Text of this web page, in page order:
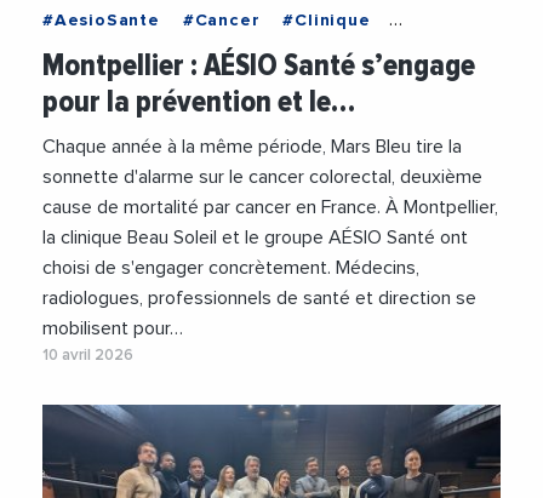
#AesioSante
#Cancer
#Clinique
#JeanMarcGaffard
#Medecine
#Medecins
#Prevention
#PreventionSante
#Sante
#Videos
Montpellier : AÉSIO Santé s’engage
pour la prévention et le…
Chaque année à la même période, Mars Bleu tire la
sonnette d'alarme sur le cancer colorectal, deuxième
cause de mortalité par cancer en France. À Montpellier,
la clinique Beau Soleil et le groupe AÉSIO Santé ont
choisi de s'engager concrètement. Médecins,
radiologues, professionnels de santé et direction se
mobilisent pour…
10 avril 2026